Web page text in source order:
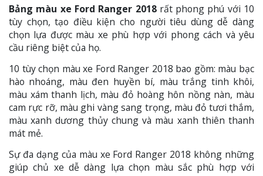
Bảng màu xe Ford Ranger 2018rất phong phú với 10
tùy chọn, tạo điều kiện cho người tiêu dùng dễ dàng
chọn lựa được màu xe phù hợp với phong cách và yêu
cầu riêng biệt của họ.
10 tùy chọn màu xe Ford Ranger 2018 bao gồm: màu bạc
hào nhoáng, màu đen huyền bí, màu trắng tinh khôi,
màu xám thanh lịch, màu đỏ hoàng hôn nồng nàn, màu
cam rực rỡ, màu ghi vàng sang trọng, màu đỏ tươi thắm,
màu xanh dương thủy chung và màu xanh thiên thanh
mát mẻ.
Sự đa dạng của màu xe Ford Ranger 2018 không những
giúp chủ xe dễ dàng lựa chọn màu sắc phù hợp với